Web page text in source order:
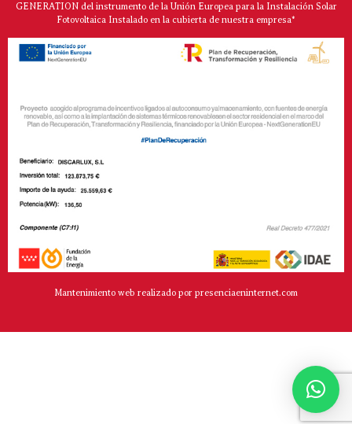
GENERATION del instrumento de la Unión Europea para la Instalación Solar
Fotovoltaica Instalado en la cubierta de nuestra empresa*
Mantenimiento web realizado por presenciaeninternet.com